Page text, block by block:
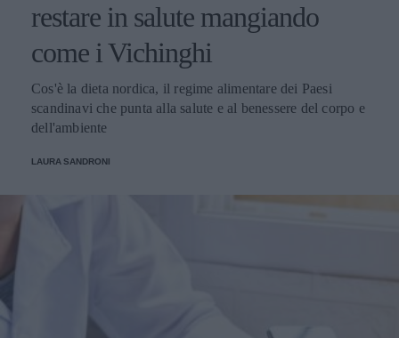
restare in salute mangiando
come i Vichinghi
Cos'è la dieta nordica, il regime alimentare dei Paesi
scandinavi che punta alla salute e al benessere del corpo e
dell'ambiente
LAURA SANDRONI